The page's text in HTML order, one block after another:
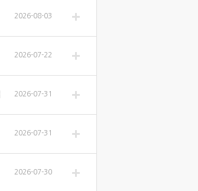
2026-08-03
2026-07-22
2026-07-31
2026-07-31
2026-07-30